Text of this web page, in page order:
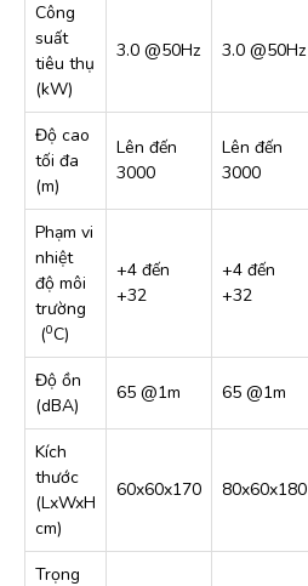
Công
suất
tiêu thụ
(kW)
3.0 @50Hz 3.0 @50Hz
Độ cao
tối đa
(m)
Lên đến
3000
Lên đến
3000
Phạm vi
nhiệt
độ môi
trường
(0C)
+4 đến
+32
+4 đến
+32
Độ ồn
(dBA)
65 @1m 65 @1m
Kích
thước
(LxWxH
cm)
60x60x170 80x60x180
Trọng